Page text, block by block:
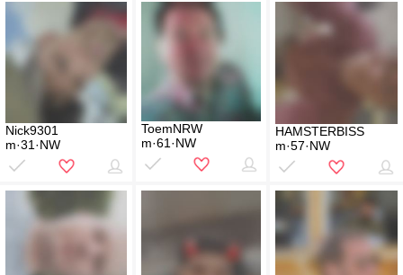
Nick9301
m·31·NW
ToemNRW
m·61·NW
HAMSTERBISS
m·57·NW